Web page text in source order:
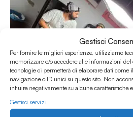
Gestisci
Per fornire le migliori esperienze, utilizziamo
memorizzare e/o accedere alle informazioni del
tecnologie ci permetterà di elaborare dati come
navigazione o ID unici su questo sito. Non
influire negativamente su alcune caratteristiche
Gestisci servizi